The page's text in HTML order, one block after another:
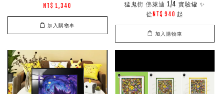
NT$ 1,340
加入購物車
猛鬼街 佛萊迪 1/4 實驗罐 ✨
從 NT$ 940 起
加入購物車